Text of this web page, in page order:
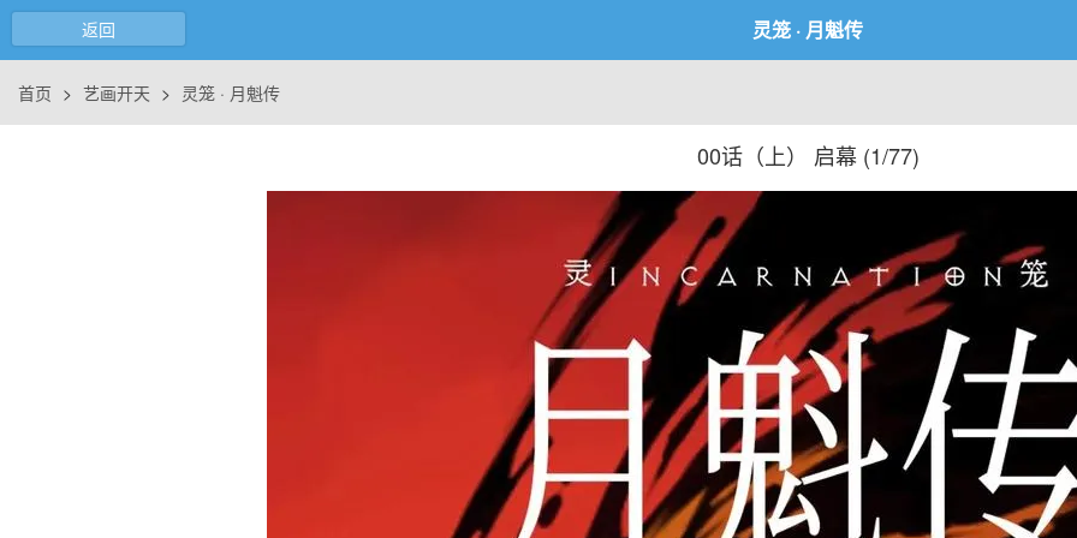
返回 灵笼 · 月魁传
首页 > 艺画开天 > 灵笼 · 月魁传
00话（上） 启幕 (1/77)